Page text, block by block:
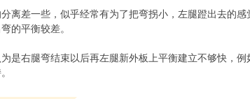
离差一些，似乎经常有为了把弯拐小，左腿蹬出去的
的平衡较差。
是右腿弯结束以后再左腿新外板上平衡建立不够快，